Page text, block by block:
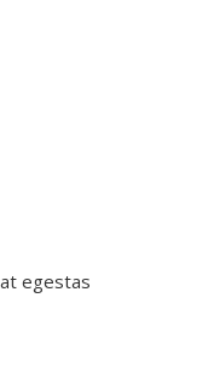
egestas